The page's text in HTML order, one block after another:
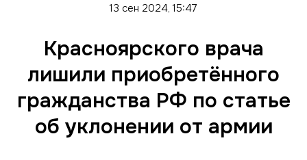
13 сен 2024, 15:47
Красноярского врача
лишили приобретённого
гражданства РФ по статье
об уклонении от армии